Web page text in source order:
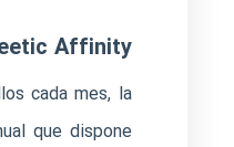
Affinity
cada mes, la
que dispone